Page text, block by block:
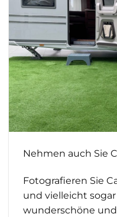
Nehmen auch Sie
Fotografieren Sie
und vielleicht
wunderschöne